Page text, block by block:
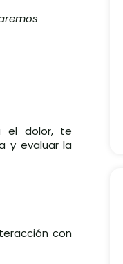
el dolor, te
y evaluar la
con